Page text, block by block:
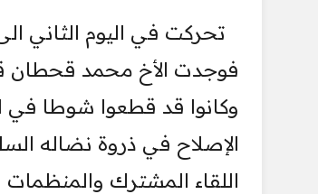
تحركت في اليوم الثاني
فوجدت الأخ محمد قحطان
وكانوا قد قطعوا شوطا في
الإصلاح في ذروة نضاله
اللقاء المشترك والمنظمات